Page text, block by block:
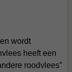
wordt
heeft een
roodvlees”